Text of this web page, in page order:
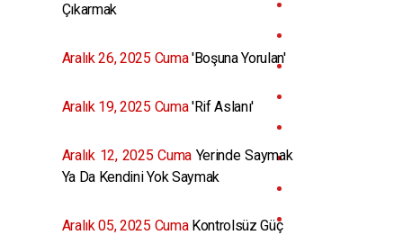
Çıkarmak
Aralık 26, 2025 Cuma'Boşuna Yorulan'
Aralık 19, 2025 Cuma'Rif Aslanı'
Aralık 12, 2025 CumaYerinde Saymak
Ya Da Kendini Yok Saymak
Aralık 05, 2025 CumaKontrolsüz Güç